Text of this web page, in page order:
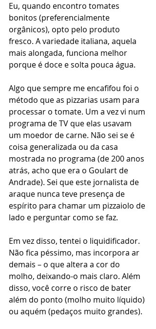
Eu, quando encontro tomates
bonitos (preferencialmente
orgânicos), opto pelo produto
fresco. A variedade italiana, aquela
mais alongada, funciona melhor
porque é doce e solta pouca água.
Algo que sempre me encafifou foi o
método que as pizzarias usam para
processar o tomate. Um a vez vi num
programa de TV que elas usavam
um moedor de carne. Não sei se é
coisa generalizada ou da casa
mostrada no programa (de 200 anos
atrás, acho que era o Goulart de
Andrade). Sei que este jornalista de
araque nunca teve presença de
espírito para chamar um pizzaiolo de
lado e perguntar como se faz.
Em vez disso, tentei o liquidificador.
Não fica péssimo, mas incorpora ar
demais – o que altera a cor do
molho, deixando-o mais claro. Além
disso, você corre o risco de bater
além do ponto (molho muito líquido)
ou aquém (pedaços muito grandes).